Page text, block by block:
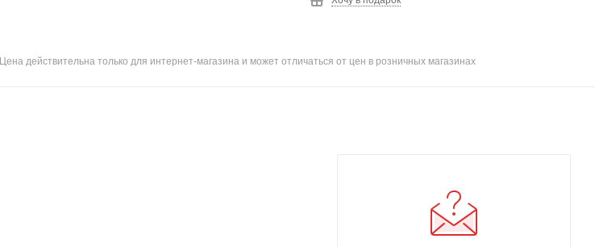
Цена действительна только для интернет-магазина и может отличаться от цен в розничных магазинах